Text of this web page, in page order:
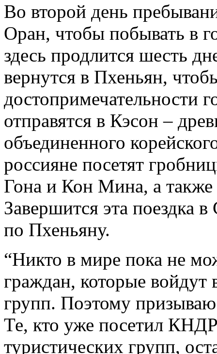
Во второй день
Оран, чтобы побывать в
здесь продлится шесть
вернутся в Пхеньян,
достопримечательности
отправятся в Кэсон –
объединенного
россияне посетят
Гона и Кон Мина, а также
Завершится эта поездка
по Пхеньяну.
“Никто в мире пока не
граждан, которые войдут
групп. Поэтому призываю
Те, кто уже посетил
туристических групп,